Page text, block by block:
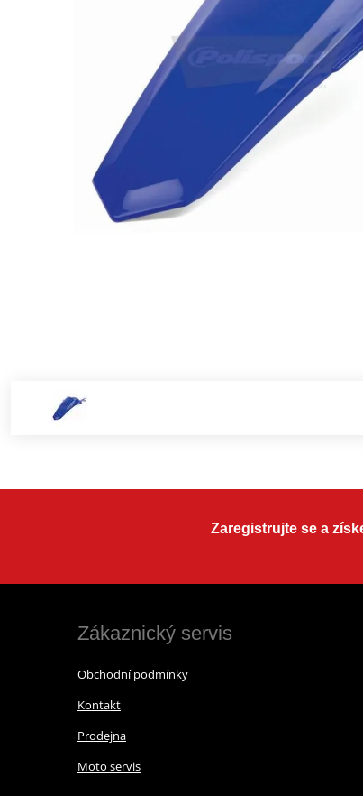
Zaregistrujte se a
Zákaznický servis
Obchodní podmínky
Kontakt
Prodejna
Moto servis